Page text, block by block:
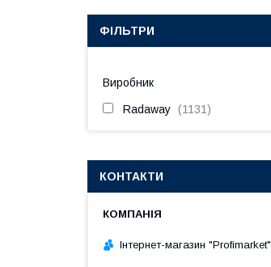
ФІЛЬТРИ
Виробник
Radaway 1131
КОНТАКТИ
Інтернет-магазин "Profimarket"